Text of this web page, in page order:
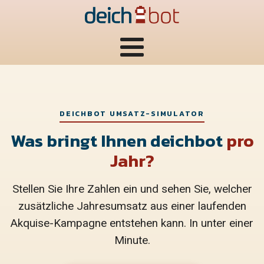
DEICHBOT UMSATZ-SIMULATOR
Was bringt Ihnen deichbotpro
Jahr?
Stellen Sie Ihre Zahlen ein und sehen Sie, welcher
zusätzliche Jahresumsatz aus einer laufenden
Akquise-Kampagne entstehen kann. In unter einer
Minute.